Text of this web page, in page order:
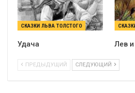
СКАЗКИ ЛЬВА ТОЛСТОГО
Удача Лев
ПРЕДЫДУЩИЙ СЛЕДУЮЩИЙ